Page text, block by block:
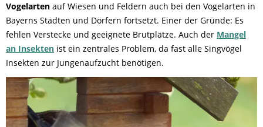
Vogelarten auf Wiesen und Feldern auch bei den Vogelarten in
Bayerns Städten und Dörfern fortsetzt. Einer der Gründe: Es
fehlen Verstecke und geeignete Brutplätze. Auch der Mangel
an Insekten ist ein zentrales Problem, da fast alle Singvögel
Insekten zur Jungenaufzucht benötigen.